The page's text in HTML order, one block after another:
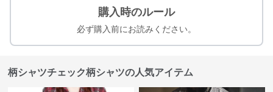
購入時のルール
必ず購入前にお読みください。
柄シャツチェック柄シャツの人気アイテム